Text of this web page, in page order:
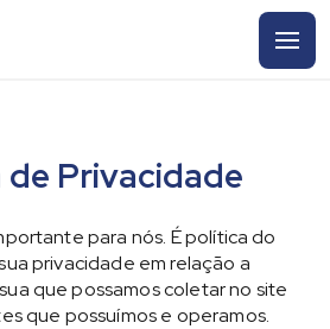
Privacidade
para nós. É política do
privacidade em relação a
que possamos coletar no site
que possuímos e operamos.